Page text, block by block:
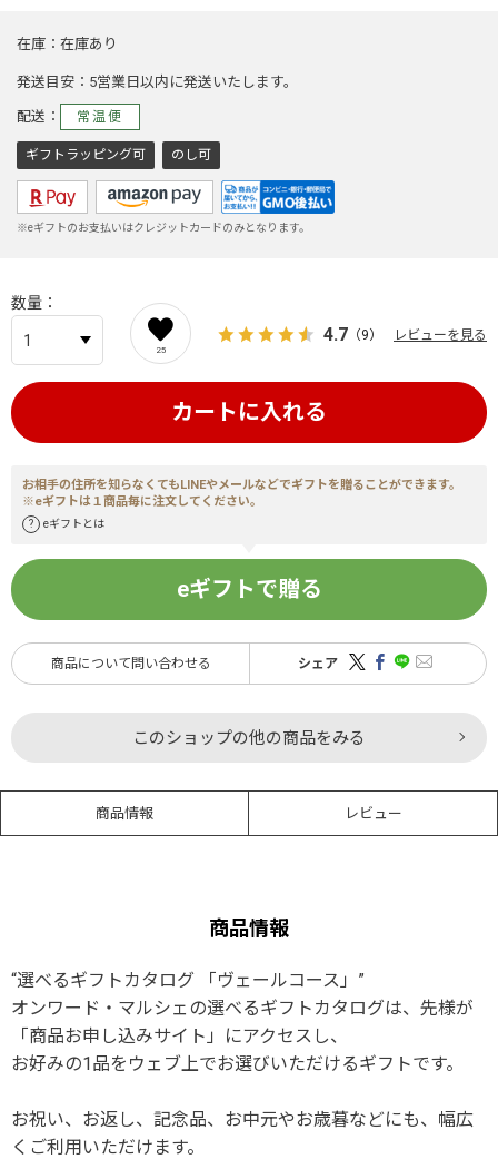
在庫 在庫あり
発送目安 5営業日以内に発送いたします。
配送 常温便
ギフトラッピング可 のし可
※eギフトのお支払いはクレジットカードのみとなります。
数量
25
4.7 （9） レビューを見る
カートに入れる
お相手の住所を知らなくてもLINEやメールなどでギフトを贈ることができます。
※eギフトは１商品毎に注文してください。
eギフトとは
eギフトで贈る
商品について問い合わせる シェア
このショップの他の商品をみる
商品情報 レビュー
商品情報
“選べるギフトカタログ 「ヴェールコース」”
オンワード・マルシェの選べるギフトカタログは、先様が
「商品お申し込みサイト」にアクセスし、
お好みの1品をウェブ上でお選びいただけるギフトです。
お祝い、お返し、記念品、お中元やお歳暮などにも、幅広
くご利用いただけます。